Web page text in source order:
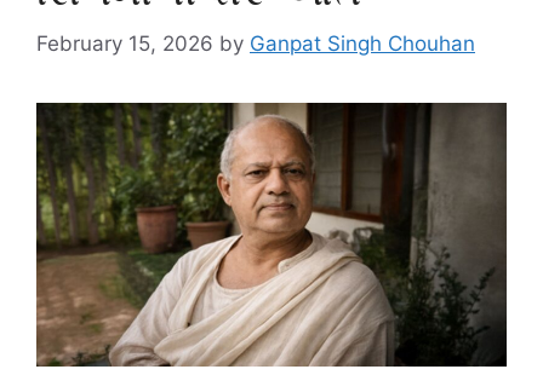
February 15, 2026 by Ganpat Singh Chouhan